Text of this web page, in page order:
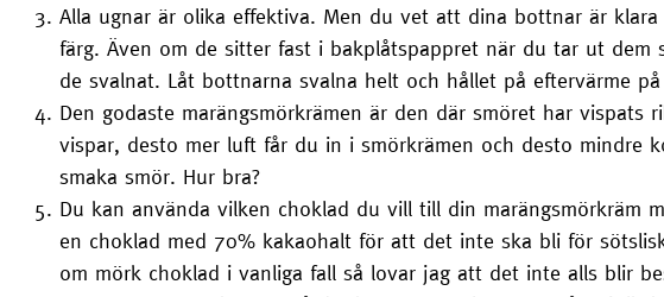
Alla ugnar är olika effektiva. Men du vet att dina bottnar är
färg. Även om de sitter fast i bakplåtspappret när du tar ut dem
de svalnat. Låt bottnarna svalna helt och hållet på eftervärme
Den godaste marängsmörkrämen är den där smöret har vispats
vispar, desto mer luft får du in i smörkrämen och desto mindre
smaka smör. Hur bra?
Du kan använda vilken choklad du vill till din marängsmörkräm
en choklad med 70% kakaohalt för att det inte ska bli för
om mörk choklad i vanliga fall så lovar jag att det inte alls blir